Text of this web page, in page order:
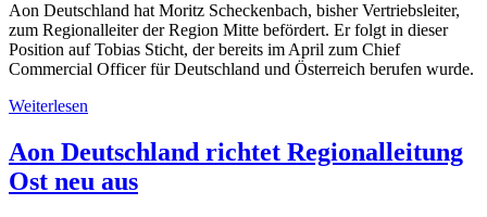
Aon Deutschland hat Moritz Scheckenbach, bisher Vertriebsleiter,
zum Regionalleiter der Region Mitte befördert. Er folgt in dieser
Position auf Tobias Sticht, der bereits im April zum Chief
Commercial Officer für Deutschland und Österreich berufen wurde.
Weiterlesen
Aon Deutschland richtet Regionalleitung
Ost neu aus